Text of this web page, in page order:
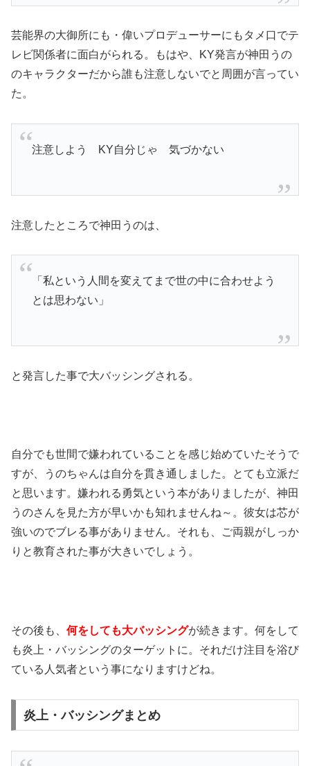
芸能界の大御所にも・偉いプロデューサーにもタメ口でテ
レビ関係者に面白がられる。もはや、KY発言が神田うの
のキャラクターだから誰も注意しないでと周囲が言ってい
た。
注意しよう KY自分じゃ 気づかない
注意したところで神田うのは、
「私という人間を変えてまで世の中に合わせよう
とは思わない」
と発言した事で大バッシングされる。
自分でも世間で嫌われていることを感じ始めていたそうで
すが、うのちゃんは自分を貫き通しました。とても立派だ
と思います。嫌われる勇気という本がありましたが、神田
うのさんを見た方が早いかも知れませんね～。彼女は芯が
強いのでブレる事がありません。それも、ご両親がしっか
りと教育された事が大きいでしょう。
その後も、 何をしても大バッシングが続きます。何をして
も炎上・バッシングのターゲットに。それだけ注目を浴び
ている人気者という事になりますけどね。
炎上・バッシングまとめ